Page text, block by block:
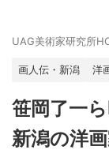
UAG美術家研究所
画人伝・新潟 洋
笹岡了一
新潟の洋